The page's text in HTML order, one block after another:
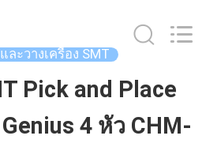
ละวางเครื่อง SMT
Pick and Place
4 หัว CHM-